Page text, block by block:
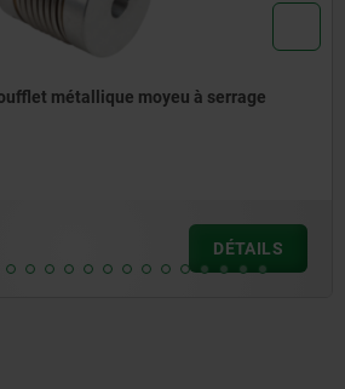
Raccords à ressort en
à partir de 60,27 €
hors frais d’envoi